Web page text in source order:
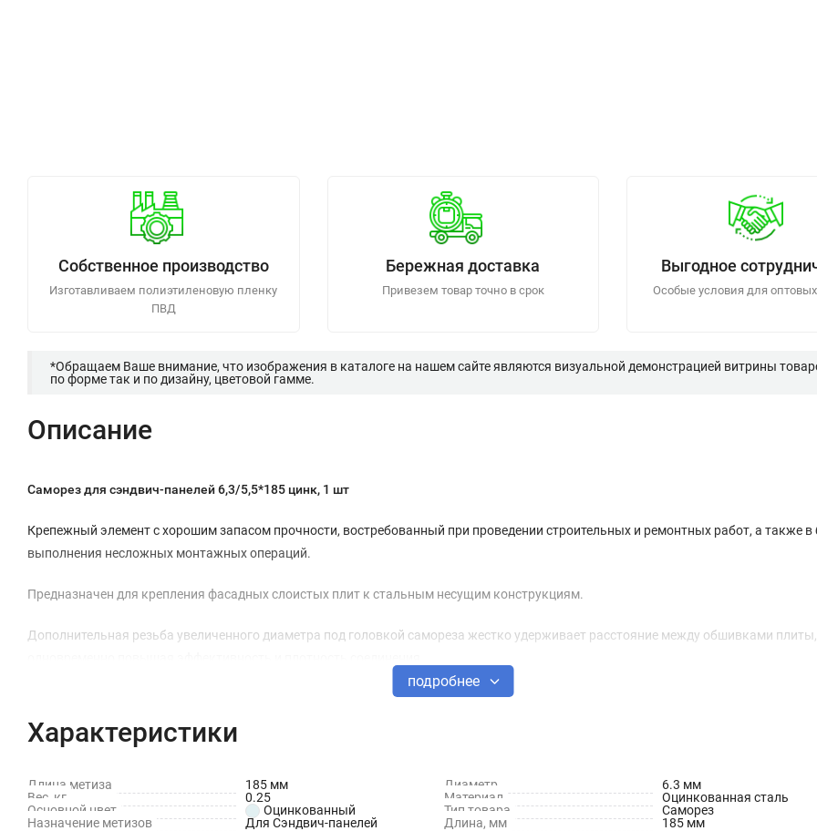
Собственное производство
Изготавливаем полиэтиленовую пленку
ПВД
Бережная доставка
Привезем товар точно в срок
Выгодное
Особые условия для
*Обращаем Ваше внимание, что изображения в каталоге на нашем сайте являются визуальной демонстрацией витрины
по форме так и по дизайну, цветовой гамме.
Описание
Саморез для сэндвич-панелей 6,3/5,5*185 цинк, 1 шт
Крепежный элемент с хорошим запасом прочности, востребованный при проведении строительных и ремонтных работ, а также в
выполнения несложных монтажных операций.
Предназначен для крепления фасадных слоистых плит к стальным несущим конструкциям.
Дополнительная резьба увеличенного диаметра под головкой самореза жестко удерживает расстояние между обшивками плиты,
Форма головки: Шестигранная
Основной материал: Сталь
подробнее
Характеристики
Длина метиза 185 мм Диаметр
6.3 мм
Вес, кг
0.25 Материал
Оцинкованная сталь
Основной цвет
Оцинкованный Тип товара
Саморез
Назначение метизов
Для Сэндвич-панелей Длина, мм 185 мм